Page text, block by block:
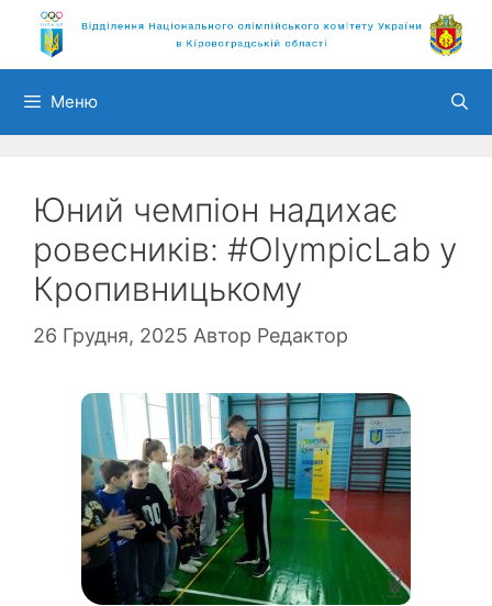
Перейти
вмісту
Меню
Юний чемпіон надихає
ровесників: #OlympicLab у
Кропивницькому
26 Грудня, 2025 Автор Редактор